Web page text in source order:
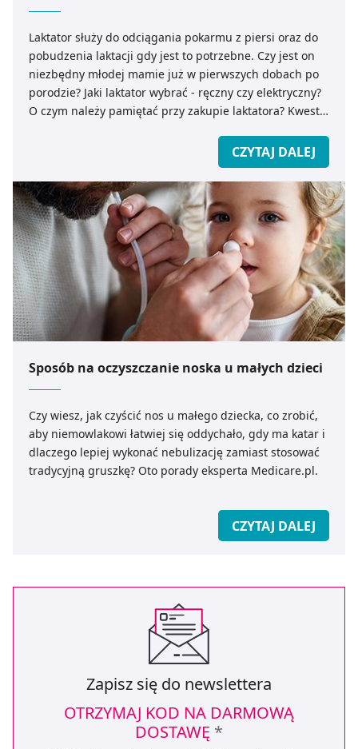
Laktator służy do odciągania pokarmu z piersi oraz do
pobudzenia laktacji gdy jest to potrzebne. Czy jest on
niezbędny młodej mamie już w pierwszych dobach po
porodzie? Jaki laktator wybrać - ręczny czy elektryczny?
O czym należy pamiętać przy zakupie laktatora? Kwestie
opracowanym przez Eksperta medicare.pl.CZYTAJ DALEJ
Sposób na oczyszczanie noska u małych dzieci
Czy wiesz, jak czyścić nos u małego dziecka, co zrobić,
aby niemowlakowi łatwiej się oddychało, gdy ma katar i
dlaczego lepiej wykonać nebulizację zamiast stosować
tradycyjną gruszkę? Oto porady eksperta Medicare.pl.
CZYTAJ DALEJ
Zapisz się do newslettera
OTRZYMAJ KOD NA DARMOWĄ
DOSTAWĘ *